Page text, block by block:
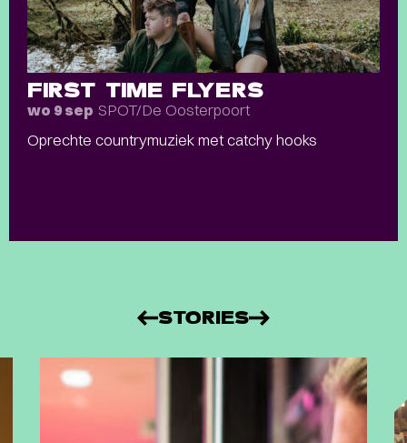
FIRST TIME FLYERS
wo 9 sep SPOT/De Oosterpoort
Oprechte countrymuziek met catchy hooks
STORIES